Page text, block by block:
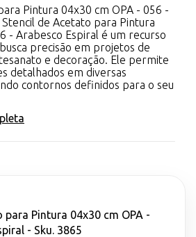
Pintura 04x30 cm OPA - 056 -
de Acetato para Pintura
- Arabesco Espiral é um recurso
precisão em projetos de
e decoração. Ele permite
detalhados em diversas
contornos definidos para o seu
para Pintura 04x30 cm OPA -
- Sku. 3865